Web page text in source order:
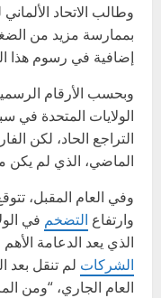
وطالب الاتحاد
بممارسة مزيد من
إضافية في رسوم هذا
وبحسب الأرقام
الولايات المتحدة
التراجع الحاد، لكن
الماضي، الذي لم يكن متأثرا
وفي العام المقبل،
وارتفاع التضخم في
الذي يعد الدعامة
الشركات لم تنقل بعد
العام الجاري، “ومن